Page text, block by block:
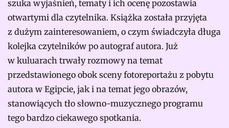
szuka wyjaśnień, tematy i ich ocenę pozostawia
otwartymi dla czytelnika. Książka została przyjęta
z dużym zainteresowaniem, o czym świadczyła długa
kolejka czytelników po autograf autora. Już
w kuluarach trwały rozmowy na temat
przedstawionego obok sceny fotoreportażu z pobytu
autora w Egipcie, jak i na temat jego obrazów,
stanowiących tło słowno-muzycznego programu
tego bardzo ciekawego spotkania.